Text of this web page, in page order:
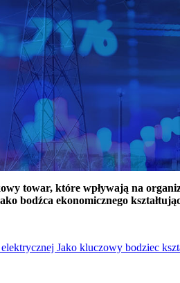
towar, które wpływają na
bodźca ekonomicznego
Jako kluczowy bodziec